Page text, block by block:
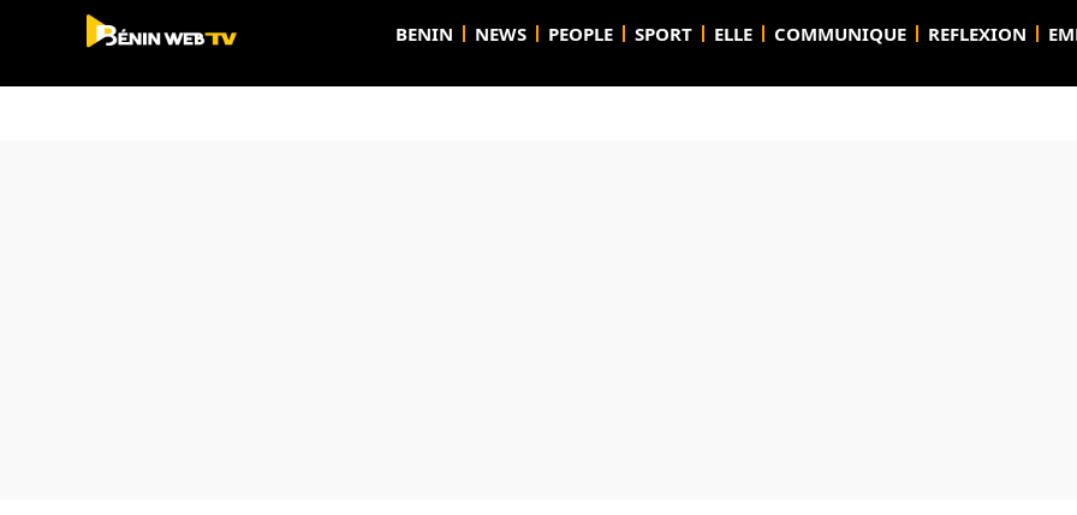
BENIN NEWS PEOPLE SPORT ELLE COMMUNIQUE REFLEXION